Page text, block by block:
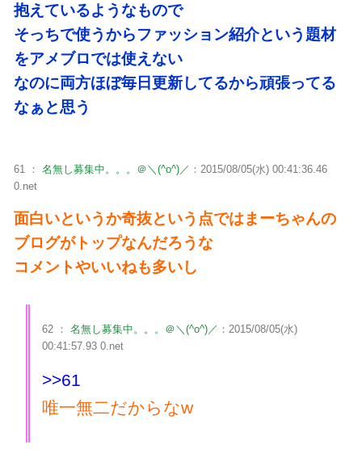
抱えているようなもので
そっちで使うからファッション紹介という題材
をアメブロでは使えない
なのに両方ほぼ毎日更新してるから頑張ってる
なぁと思う
61 ： 名無し募集中。。。＠＼(^o^)／ ：2015/08/05(水) 00:41:36.46
0.net
面白いというか奇抜という点ではまーちゃんの
ブログがトップなんだろうな
コメントやいいねも多いし
62 ： 名無し募集中。。。＠＼(^o^)／ ：2015/08/05(水)
00:41:57.93 0.net
>>61
唯一無二だからなw